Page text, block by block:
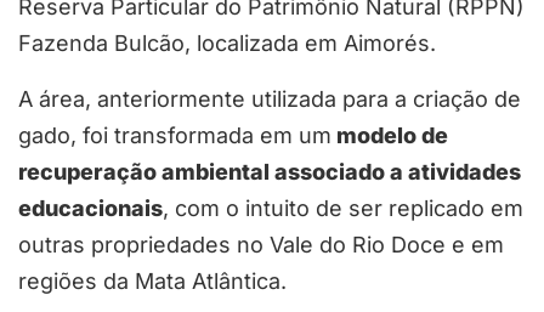
Reserva Particular do Patrimônio Natural (RPPN)
Fazenda Bulcão, localizada em Aimorés.
A área, anteriormente utilizada para a criação de
gado, foi transformada em um modelo de
recuperação ambiental associado a atividades
educacionais, com o intuito de ser replicado em
outras propriedades no Vale do Rio Doce e em
regiões da Mata Atlântica.